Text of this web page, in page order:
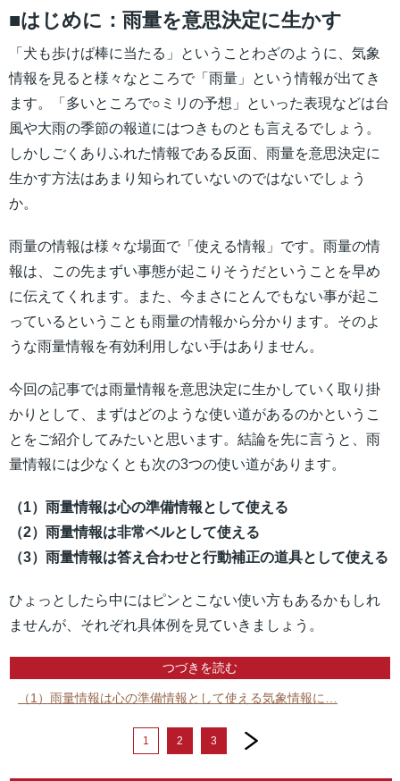
■はじめに：雨量を意思決定に生かす
「犬も歩けば棒に当たる」ということわざのように、気象
情報を見ると様々なところで「雨量」という情報が出てき
ます。「多いところで○ミリの予想」といった表現などは台
風や大雨の季節の報道にはつきものとも言えるでしょう。
しかしごくありふれた情報である反面、雨量を意思決定に
生かす方法はあまり知られていないのではないでしょう
か。
雨量の情報は様々な場面で「使える情報」です。雨量の情
報は、この先まずい事態が起こりそうだということを早め
に伝えてくれます。また、今まさにとんでもない事が起こ
っているということも雨量の情報から分かります。そのよ
うな雨量情報を有効利用しない手はありません。
今回の記事では雨量情報を意思決定に生かしていく取り掛
かりとして、まずはどのような使い道があるのかというこ
とをご紹介してみたいと思います。結論を先に言うと、雨
量情報には少なくとも次の3つの使い道があります。
（1）雨量情報は心の準備情報として使える
（2）雨量情報は非常ベルとして使える
（3）雨量情報は答え合わせと行動補正の道具として使える
ひょっとしたら中にはピンとこない使い方もあるかもしれ
ませんが、それぞれ具体例を見ていきましょう。
つづきを読む
（1）雨量情報は心の準備情報として使える気象情報に…
1 2 3
next